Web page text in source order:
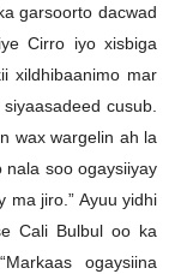
garsoorto dacwad
Cirro iyo xisbiga
xildhibaanimo mar
cusub.
wax wargelin ah la
nala soo ogaysiiyay
ma jiro.” Ayuu yidhi
Cali Bulbul oo ka
ogaysiina